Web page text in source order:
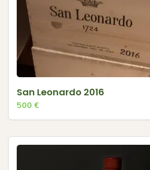
San Leonardo 2016
500 €